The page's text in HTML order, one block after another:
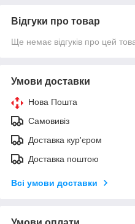
Відгуки про товар
Ще немає відгуків про цей
Умови доставки
Нова Пошта
Самовивіз
Доставка кур'єром
Доставка поштою
Всі умови доставки